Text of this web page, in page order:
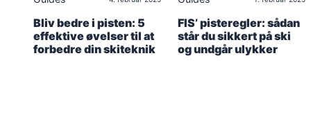
Bliv bedre i pisten: 5
effektive øvelser til at
forbedre din skiteknik
FIS’ pisteregler: sådan
står du sikkert på ski
og undgår ulykker